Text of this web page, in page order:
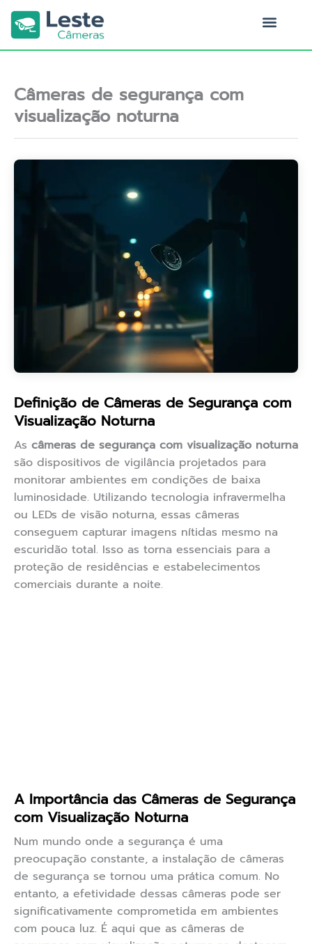
para
conteúdo
Câmeras de segurança com
visualização noturna
Definição de Câmeras de Segurança com
Visualização Noturna
As câmeras de segurança com visualização noturna
são dispositivos de vigilância projetados para
monitorar ambientes em condições de baixa
luminosidade. Utilizando tecnologia infravermelha
ou LEDs de visão noturna, essas câmeras
conseguem capturar imagens nítidas mesmo na
escuridão total. Isso as torna essenciais para a
proteção de residências e estabelecimentos
comerciais durante a noite.
A Importância das Câmeras de Segurança
com Visualização Noturna
Num mundo onde a segurança é uma
preocupação constante, a instalação de câmeras
de segurança se tornou uma prática comum. No
entanto, a efetividade dessas câmeras pode ser
significativamente comprometida em ambientes
com pouca luz. É aqui que as câmeras de